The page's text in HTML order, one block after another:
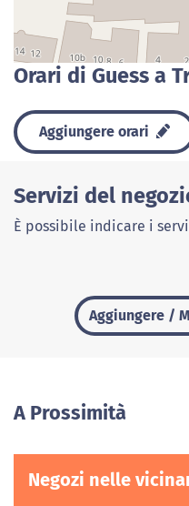
Orari di Guess a
Aggiungere orari
Servizi del
È possibile indicare i
Aggiungere /
A Prossimità
Negozi nelle